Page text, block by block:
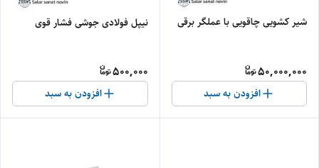
شیر کشویی چاقویی با عملگر برقی
50,000,000
افزودن به سبد
نیپل فولادی جوشی فشار قوی
500,000
افزودن به سبد